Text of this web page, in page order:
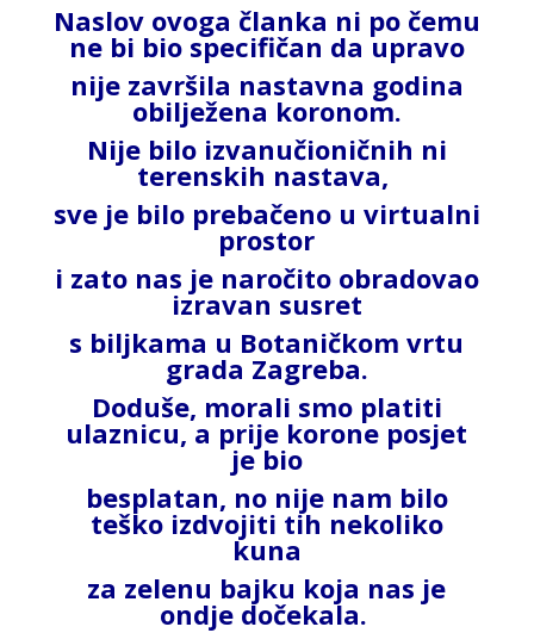
Naslov ovoga članka ni po čemu
ne bi bio specifičan da upravo
nije završila nastavna godina
obilježena koronom.
Nije bilo izvanučioničnih ni
terenskih nastava,
sve je bilo prebačeno u virtualni
prostor
i zato nas je naročito obradovao
izravan susret
s biljkama u Botaničkom vrtu
grada Zagreba.
Doduše, morali smo platiti
ulaznicu, a prije korone posjet
je bio
besplatan, no nije nam bilo
teško izdvojiti tih nekoliko
kuna
za zelenu bajku koja nas je
ondje dočekala.